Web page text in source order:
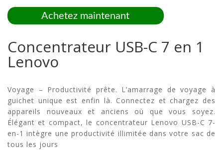
C
en
1
Achetez maintenant
Concentrateur USB-C 7 en 1
Lenovo
Voyage – Productivité prête. L’amarrage de voyage à
guichet unique est enfin là. Connectez et chargez des
appareils nouveaux et anciens où que vous soyez.
Élégant et compact, le concentrateur Lenovo USB-C 7-
en-1 intègre une productivité illimitée dans votre sac de
tous les jours